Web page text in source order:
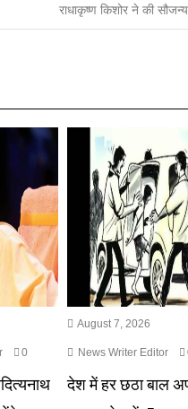
राधाकृष्ण किशोर ने की
0
August 7, 2026
News Writer Editor
देश में हर छठा बाल